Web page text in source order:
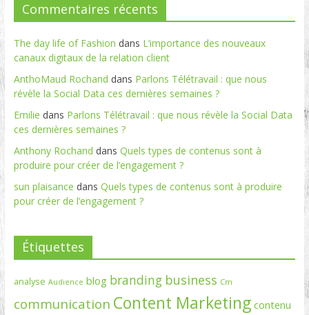
Commentaires récents
The day life of Fashion dans L’importance des nouveaux
canaux digitaux de la relation client
AnthoMaud Rochand dans Parlons Télétravail : que nous
révèle la Social Data ces dernières semaines ?
Emilie dans Parlons Télétravail : que nous révèle la Social Data
ces dernières semaines ?
Anthony Rochand dans Quels types de contenus sont à
produire pour créer de l’engagement ?
sun plaisance dans Quels types de contenus sont à produire
pour créer de l’engagement ?
Étiquettes
analyse Audience blog branding business Cm
communication Content Marketing contenu